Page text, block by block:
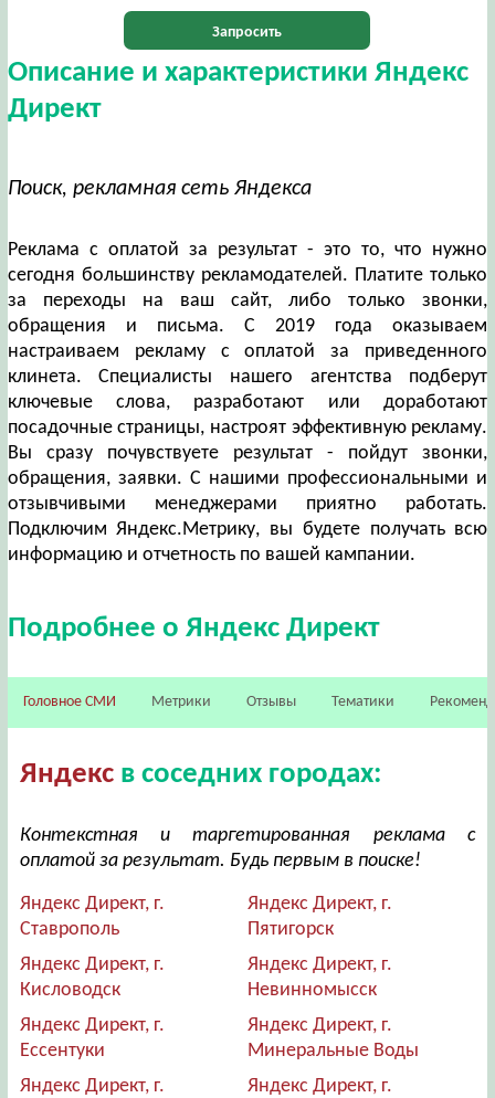
Запросить
Описание и характеристики Яндекс
Директ
Поиск, рекламная сеть Яндекса
Реклама с оплатой за результат - это то, что нужно
сегодня большинству рекламодателей. Платите только
за переходы на ваш сайт, либо только звонки,
обращения и письма. С 2019 года оказываем
настраиваем рекламу с оплатой за приведенного
клинета. Специалисты нашего агентства подберут
ключевые слова, разработают или доработают
посадочные страницы, настроят эффективную рекламу.
Вы сразу почувствуете результат - пойдут звонки,
обращения, заявки. С нашими профессиональными и
отзывчивыми менеджерами приятно работать.
Подключим Яндекс.Метрику, вы будете получать всю
информацию и отчетность по вашей кампании.
Подробнее о Яндекс Директ
Головное СМИ Метрики Отзывы Тематики
Яндексв соседних городах:
Контекстная и таргетированная реклама с
оплатой за результат. Будь первым в поиске!
Яндекс Директ, г.
Ставрополь
Яндекс Директ, г.
Пятигорск
Яндекс Директ, г.
Кисловодск
Яндекс Директ, г.
Невинномысск
Яндекс Директ, г.
Ессентуки
Яндекс Директ, г.
Минеральные Воды
Яндекс Директ, г.
Яндекс Директ, г.